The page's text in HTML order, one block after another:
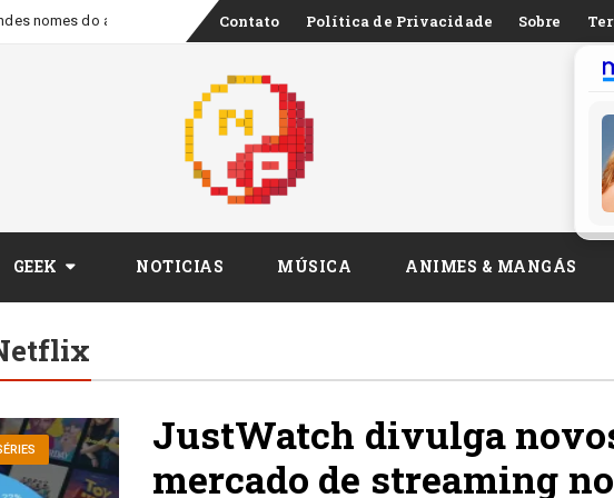
nomes do audiovisual brasileiro em série de entrevistas
Skip
content
Contato Política de Privacidade Sobre
GEEK NOTICIAS MÚSICA ANIMES & MANGÁS
JustWatch divulga
mercado de streaming